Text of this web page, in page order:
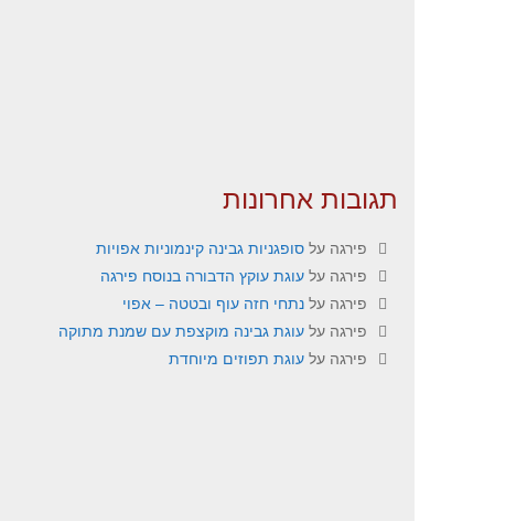
תגובות אחרונות
פירגה על סופגניות גבינה קינמוניות אפויות
פירגה על עוגת עוקץ הדבורה בנוסח פירגה
פירגה על נתחי חזה עוף ובטטה – אפוי
פירגה על עוגת גבינה מוקצפת עם שמנת מתוקה
פירגה על עוגת תפוזים מיוחדת